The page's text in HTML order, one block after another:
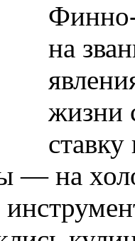
на
жизни
— на